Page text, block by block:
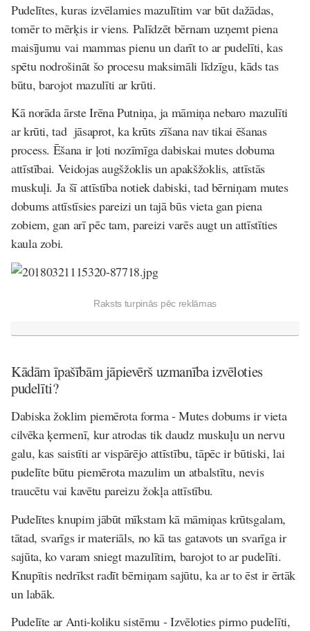
Pudelītes, kuras izvēlamies mazulītim var būt dažādas,
tomēr to mērķis ir viens. Palīdzēt bērnam uzņemt piena
maisījumu vai mammas pienu un darīt to ar pudelīti, kas
spētu nodrošināt šo procesu maksimāli līdzīgu, kāds tas
būtu, barojot mazulīti ar krūti.
Kā norāda ārste Irēna Putniņa, ja māmiņa nebaro mazulīti
ar krūti, tad jāsaprot, ka krūts zīšana nav tikai ēšanas
process. Ēšana ir ļoti nozīmīga dabiskai mutes dobuma
attīstībai. Veidojas augšžoklis un apakšžoklis, attīstās
muskuļi. Ja šī attīstība notiek dabiski, tad bērniņam mutes
dobums attīstīsies pareizi un tajā būs vieta gan piena
zobiem, gan arī pēc tam, pareizi varēs augt un attīstīties
kaula zobi.
Raksts turpinās pēc reklāmas
Kādām īpašībām jāpievērš uzmanība izvēloties
pudelīti?
Dabiska žoklim piemērota forma- Mutes dobums ir vieta
cilvēka ķermenī, kur atrodas tik daudz muskuļu un nervu
galu, kas saistīti ar vispārējo attīstību, tāpēc ir būtiski, lai
pudelīte būtu piemērota mazulim un atbalstītu, nevis
traucētu vai kavētu pareizu žokļa attīstību.
Pudelītes knupim jābūt mīkstam kā māmiņas krūtsgalam,
tātad, svarīgs ir materiāls, no kā tas gatavots un svarīga ir
sajūta, ko varam sniegt mazulītim, barojot to ar pudelīti.
Knupītis nedrīkst radīt bērniņam sajūtu, ka ar to ēst ir ērtāk
un labāk.
Pudelīte ar Anti-koliku sistēmu- Izvēloties pirmo pudelīti,